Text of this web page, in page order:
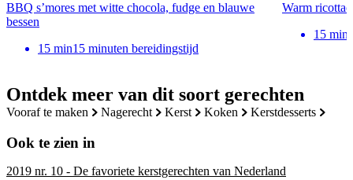
Ontdek meer van dit soort gerechten
vooraf te maken nagerecht kerst koken kerstdesserts
Ook te zien in
2019 nr. 10 - De favoriete kerstgerechten van Nederland
BBQ s’mores met witte chocola, fudge en blauwe
bessen
15 min15 minuten bereidingstijd
Warm
15 min